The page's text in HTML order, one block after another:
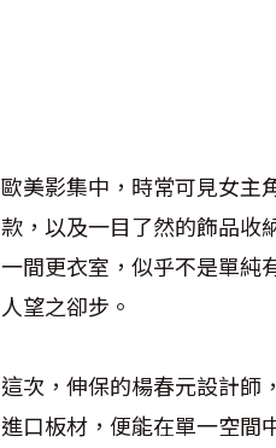
歐美影集中，時常可見女主
款，以及一目了然的飾品收
一間更衣室，似乎不是單純
人望之卻步。
這次，伸保的楊春元設計師
進口板材，便能在單一空間